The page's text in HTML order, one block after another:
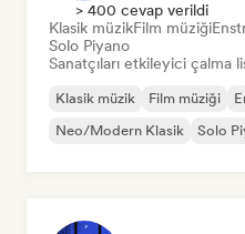
> 400 cevap verildi
Klasik müzikFilm müziği
Solo Piyano
Sanatçıları etkileyici çalma
Klasik müzik Film müziği
Neo/Modern Klasik
Solo